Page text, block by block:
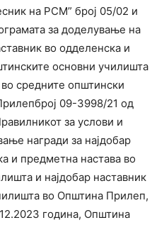
на РСМ” број 05/02 и
за доделување на
во одделенска и
основни училишта
средните општински
09-3998/21 од
за услови и
награди за најдобар
и предметна настава во
и најдобар наставник
во Општина Прилеп,
година, Општина